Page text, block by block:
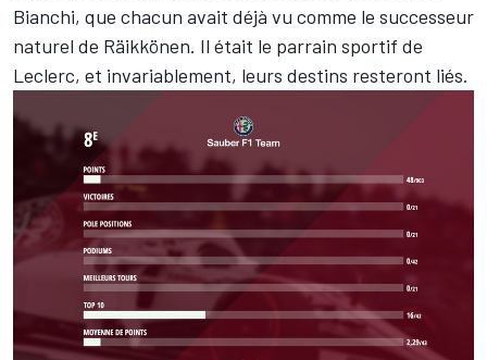
Bianchi, que chacun avait déjà vu comme le successeur
naturel de Räikkönen. Il était le parrain sportif de
Leclerc, et invariablement, leurs destins resteront liés.